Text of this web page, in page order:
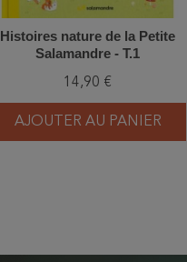
Histoires nature de la Petite
Salamandre - T.1
14,90 €
AJOUTER AU PANIER